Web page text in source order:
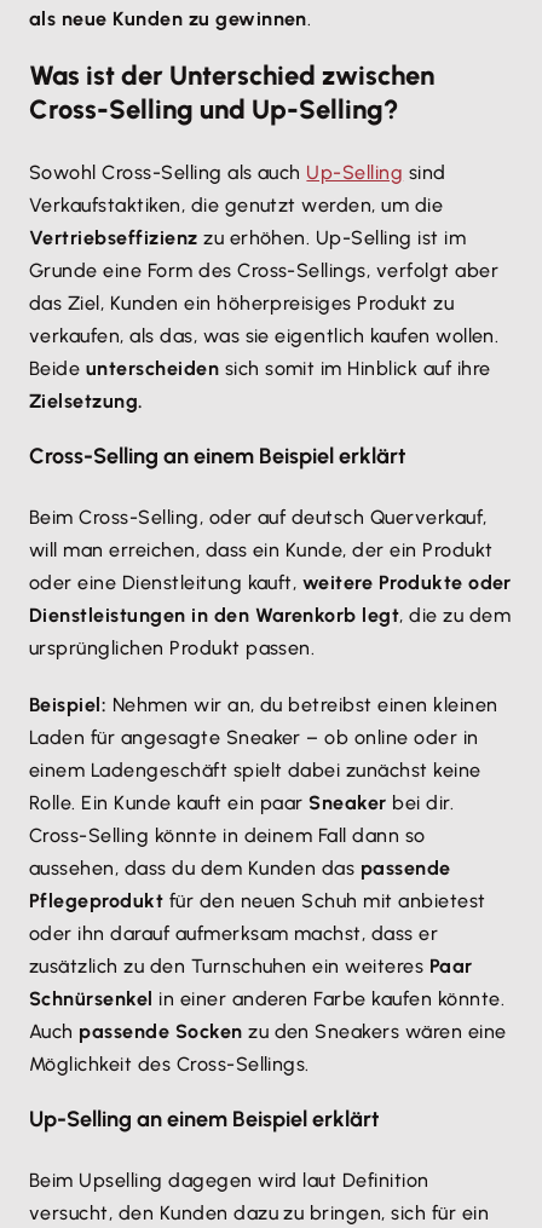
als neue Kunden zu gewinnen.
Was ist der Unterschied zwischen
Cross-Selling und Up-Selling?
Sowohl Cross-Selling als auch Up-Selling sind
Verkaufstaktiken, die genutzt werden, um die
Vertriebseffizienz zu erhöhen. Up-Selling ist im
Grunde eine Form des Cross-Sellings, verfolgt aber
das Ziel, Kunden ein höherpreisiges Produkt zu
verkaufen, als das, was sie eigentlich kaufen wollen.
Beide unterscheiden sich somit im Hinblick auf ihre
Zielsetzung.
Cross-Selling an einem Beispiel erklärt
Beim Cross-Selling, oder auf deutsch Querverkauf,
will man erreichen, dass ein Kunde, der ein Produkt
oder eine Dienstleitung kauft, weitere Produkte oder
Dienstleistungen in den Warenkorb legt, die zu dem
ursprünglichen Produkt passen.
Beispiel: Nehmen wir an, du betreibst einen kleinen
Laden für angesagte Sneaker – ob online oder in
einem Ladengeschäft spielt dabei zunächst keine
Rolle. Ein Kunde kauft ein paarSneaker bei dir.
Cross-Selling könnte in deinem Fall dann so
aussehen, dass du dem Kunden das passende
Pflegeprodukt für den neuen Schuh mit anbietest
oder ihn darauf aufmerksam machst, dass er
zusätzlich zu den Turnschuhen ein weiteres Paar
Schnürsenkel in einer anderen Farbe kaufen könnte.
Auch passende Socken zu den Sneakers wären eine
Möglichkeit des Cross-Sellings.
Up-Selling an einem Beispiel erklärt
Beim Upselling dagegen wird laut Definition
versucht, den Kunden dazu zu bringen, sich für ein